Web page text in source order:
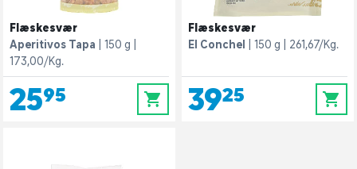
Flæskesvær
Aperitivos Tapa
150 g
173,00/Kg.
25,95 0
Flæskesvær
El Conchel
150 g 261,67/Kg.
39,25 0